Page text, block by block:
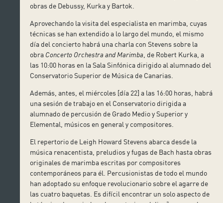
obras de Debussy, Kurka y Bartok.
Aprovechando la visita del especialista en marimba, cuyas
técnicas se han extendido a lo largo del mundo, el mismo
día del concierto habrá una charla con Stevens sobre la
obra Concerto Orchestra and Marimba , de Robert Kurka, a
las 10:00 horas en la Sala Sinfónica dirigido al alumnado del
Conservatorio Superior de Música de Canarias.
Además, antes, el miércoles [día 22] a las 16:00 horas, habrá
una sesión de trabajo en el Conservatorio dirigida a
alumnado de percusión de Grado Medio y Superior y
Elemental, músicos en general y compositores.
El repertorio de Leigh Howard Stevens abarca desde la
música renacentista, preludios y fugas de Bach hasta obras
originales de marimba escritas por compositores
contemporáneos para él. Percusionistas de todo el mundo
han adoptado su enfoque revolucionario sobre el agarre de
las cuatro baquetas. Es difícil encontrar un solo aspecto de